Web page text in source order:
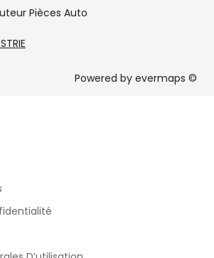
Pièces Auto
Powered by evermaps ©